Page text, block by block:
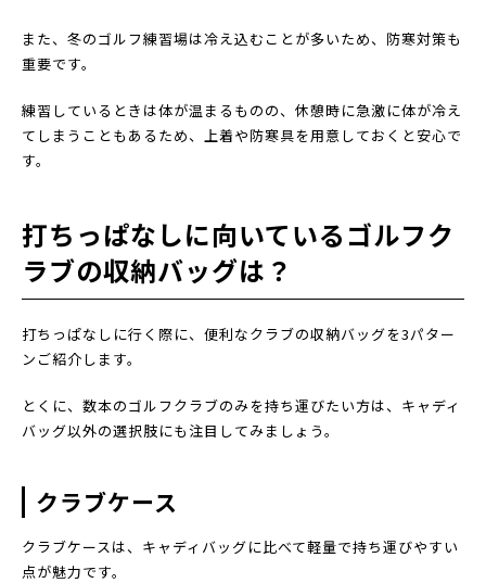
また、冬のゴルフ練習場は冷え込むことが多いため、防寒対策も
重要です。
練習しているときは体が温まるものの、休憩時に急激に体が冷え
てしまうこともあるため、上着や防寒具を用意しておくと安心で
す。
打ちっぱなしに向いているゴルフク
ラブの収納バッグは？
打ちっぱなしに行く際に、便利なクラブの収納バッグを3パター
ンご紹介します。
とくに、数本のゴルフクラブのみを持ち運びたい方は、キャディ
バッグ以外の選択肢にも注目してみましょう。
クラブケース
クラブケースは、キャディバッグに比べて軽量で持ち運びやすい
点が魅力です。